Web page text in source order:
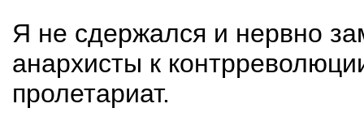
Я не сдержался и нервно
анархисты к
пролетариат.